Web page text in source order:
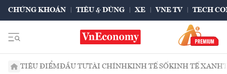
CHỨNG KHOÁN TIÊU & DÙNG XE VNE TV TECH
TIÊU ĐIỂMĐẦU TƯTÀI CHÍNHKINH TẾ SỐKINH TẾ XANH